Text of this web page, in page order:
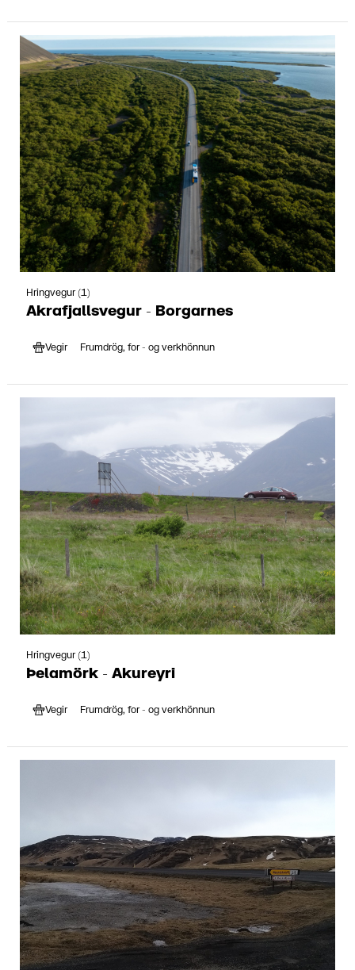
Hringvegur (1)
Akrafjallsvegur - Borgarnes
Vegir Frumdrög, for - og verkhönnun
Hringvegur (1)
Þelamörk - Akureyri
Vegir Frumdrög, for - og verkhönnun